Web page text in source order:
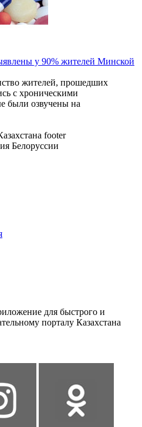
у 90% жителей Минской
жителей, прошедших
с хроническими
были озвучены на
Белоруссии
для быстрого и
порталу Казахстана